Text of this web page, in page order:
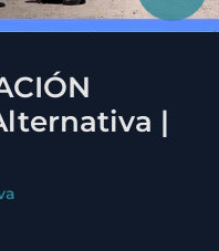
|